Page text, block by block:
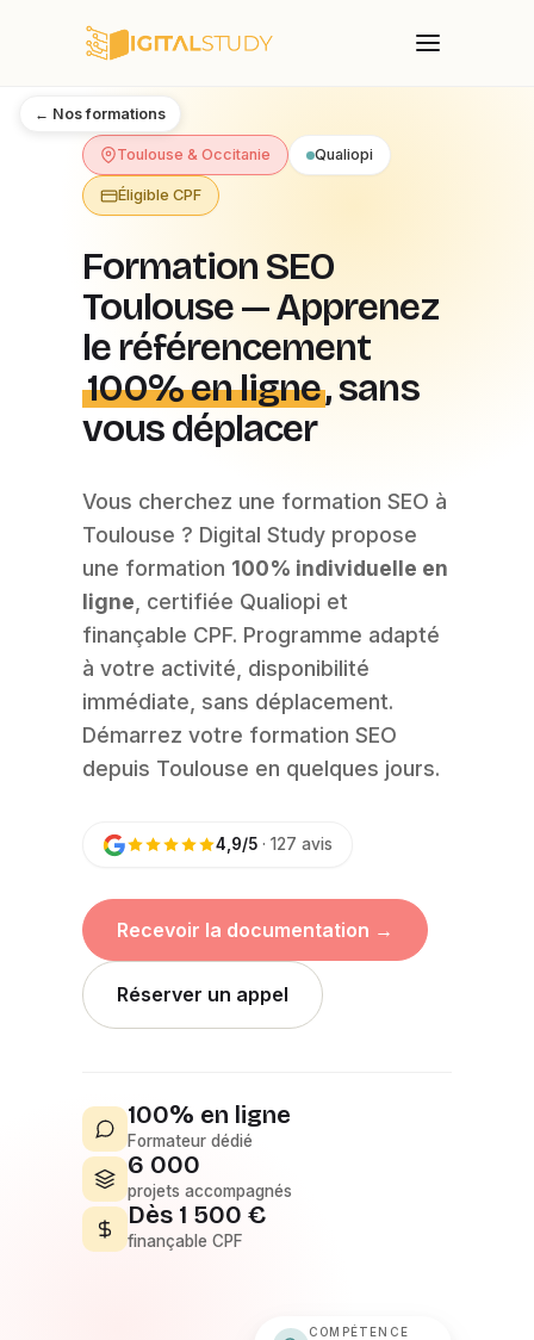
← Nos formations
Toulouse & Occitanie Qualiopi
Éligible CPF
Formation SEO
Toulouse — Apprenez
le référencement
100% en ligne, sans
vous déplacer
Vous cherchez une formation SEO à
Toulouse ? Digital Study propose
une formation 100% individuelle en
ligne , certifiée Qualiopi et
finançable CPF. Programme adapté
à votre activité, disponibilité
immédiate, sans déplacement.
Démarrez votre formation SEO
depuis Toulouse en quelques jours.
4,9/5· 127 avis
Recevoir la documentation →
Réserver un appel
100% en ligne
Formateur dédié
6 000
projets accompagnés
Dès 1 500 €
finançable CPF
COMPÉTENCE